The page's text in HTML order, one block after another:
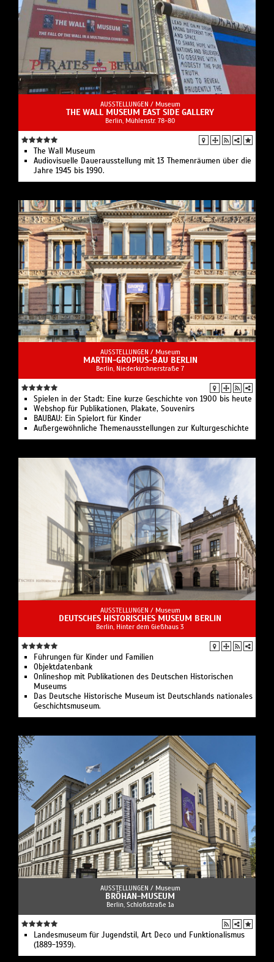
AUSSTELLUNGEN / Museum
THE WALL MUSEUM EAST SIDE GALLERY
Berlin, Mühlenstr. 78-80
The Wall Museum
Audiovisuelle Dauerausstellung mit 13 Themenräumen über die
Jahre 1945 bis 1990.
AUSSTELLUNGEN / Museum
MARTIN-GROPIUS-BAU BERLIN
Berlin, Niederkirchnerstraße 7
Spielen in der Stadt: Eine kurze Geschichte von 1900 bis heute
Webshop für Publikationen, Plakate, Souvenirs
BAUBAU: Ein Spielort für Kinder
Außergewöhnliche Themenausstellungen zur Kulturgeschichte
AUSSTELLUNGEN / Museum
DEUTSCHES HISTORISCHES MUSEUM BERLIN
Berlin, Hinter dem Gießhaus 3
Führungen für Kinder und Familien
Objektdatenbank
Onlineshop mit Publikationen des Deutschen Historischen
Museums
Das Deutsche Historische Museum ist Deutschlands nationales
Geschichtsmuseum.
AUSSTELLUNGEN / Museum
BRÖHAN-MUSEUM
Berlin, Schloßstraße 1a
Landesmuseum für Jugendstil, Art Deco und Funktionalismus
(1889-1939).